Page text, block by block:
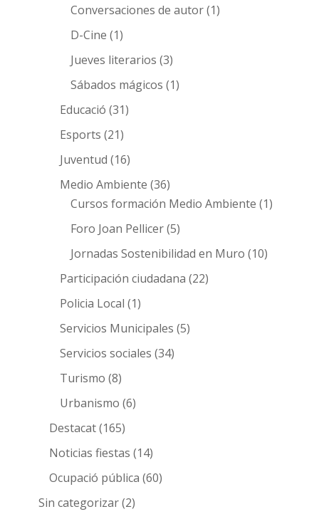
Conversaciones de autor(1)
D-Cine (1)
Jueves literarios (3)
Sábados mágicos (1)
Educació (31)
Esports (21)
Juventud (16)
Medio Ambiente (36)
Cursos formación Medio Ambiente (1)
Foro Joan Pellicer(5)
Jornadas Sostenibilidad en Muro (10)
Participación ciudadana (22)
Policia Local (1)
Servicios Municipales (5)
Servicios sociales (34)
Turismo (8)
Urbanismo (6)
Destacat(165)
Noticias fiestas (14)
Ocupació pública (60)
Sin categorizar(2)